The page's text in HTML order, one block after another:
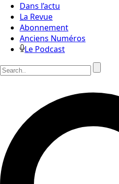
Dans l’actu
La Revue
Abonnement
Anciens Numéros
Le Podcast